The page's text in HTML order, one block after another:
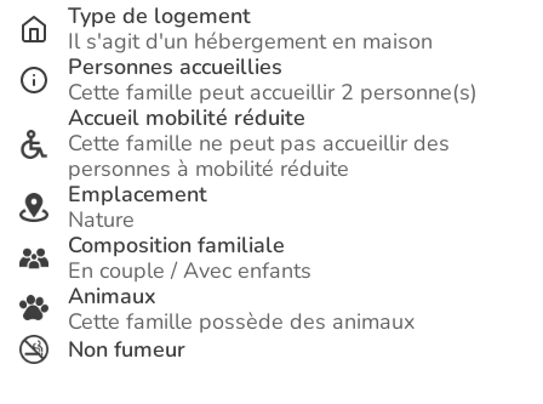
Type de logement
Il s'agit d'un hébergement en maison
Personnes accueillies
Cette famille peut accueillir 2 personne(s)
Accueil mobilité réduite
Cette famille ne peut pas accueillir des
personnes à mobilité réduite
Emplacement
Nature
Composition familiale
En couple / Avec enfants
Animaux
Cette famille possède des animaux
Non fumeur